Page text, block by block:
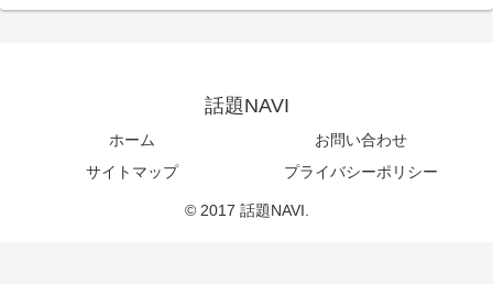
話題NAVI
ホーム
お問い合わせ
サイトマップ
プライバシーポリシー
© 2017 話題NAVI.